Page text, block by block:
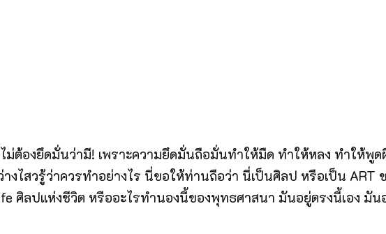
ม่ต้องยึดมั่นว่ามี! เพราะความยึดมั่นถือมั่นทำให้มืด ทำให้หลง ทำให้พู
ไสวรู้ว่าควรทำอย่างไร นี่ขอให้ท่านถือว่า นี่เป็นศิลป หรือเป็น ART
ศิลปแห่งชีวิต หรืออะไรทำนองนี้ของพุทธศาสนา มันอยู่ตรงนี้เอง มัน